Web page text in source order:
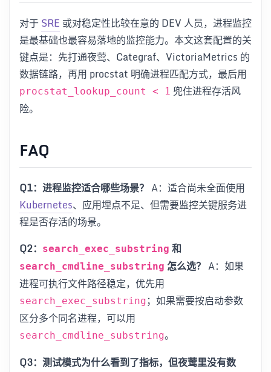
对于SRE 或对稳定性比较在意的 DEV 人员，进程监控
是最基础也最容易落地的监控能力。本文这套配置的关
键点是：先打通夜莺、Categraf、VictoriaMetrics 的
数据链路，再用 procstat 明确进程匹配方式，最后用
procstat_lookup_count < 1 兜住进程存活风
险。
FAQ
Q1：进程监控适合哪些场景？ A：适合尚未全面使用
Kubernetes、应用埋点不足、但需要监控关键服务进
程是否存活的场景。
Q2： search_exec_substring 和
search_cmdline_substring 怎么选？ A：如果
进程可执行文件路径稳定，优先用
search_exec_substring ；如果需要按启动参数
区分多个同名进程，可以用
search_cmdline_substring。
Q3：测试模式为什么看到了指标，但夜莺里没有数